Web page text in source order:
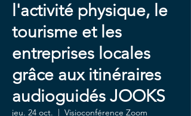
l'activité physique, le
tourisme et les
entreprises locales
grâce aux itinéraires
audioguidés JOOKS
jeu. 24 oct.
  |
Visioconférence Zoom